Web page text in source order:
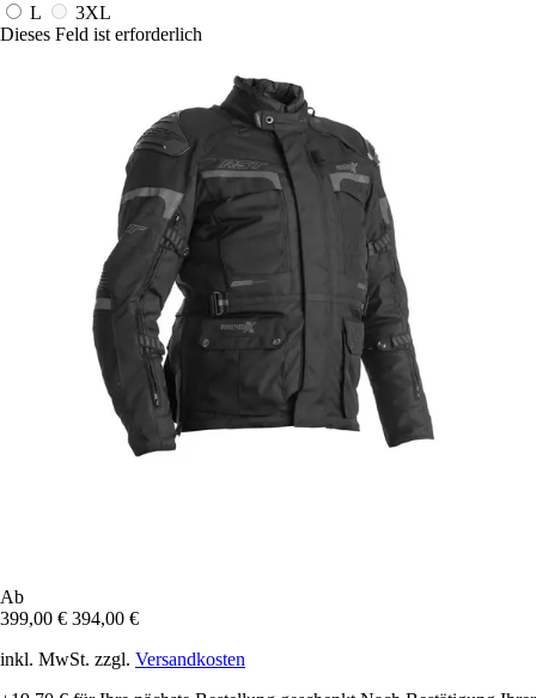
L
3XL
Dieses Feld ist erforderlich
Ab
399,00 € 394,00 €
inkl. MwSt. zzgl. Versandkosten